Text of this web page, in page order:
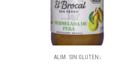
ALIM. SIN GLUTEN↓